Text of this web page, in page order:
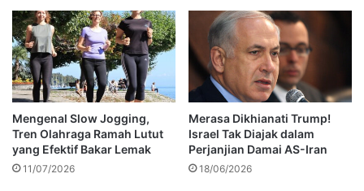
Mengenal Slow Jogging,
Tren Olahraga Ramah Lutut
yang Efektif Bakar Lemak
11/07/2026
Merasa Dikhianati Trump!
Israel Tak Diajak dalam
Perjanjian Damai AS-Iran
18/06/2026